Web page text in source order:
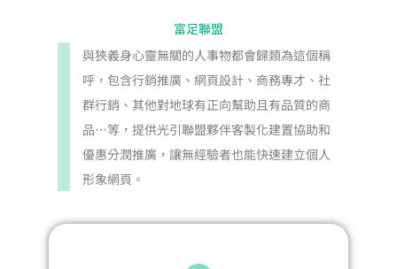
富足聯盟
與狹義身心靈無關的人事物都會歸類為這個稱
呼，包含行銷推廣、網頁設計、商務專才、社
群行銷、其他對地球有正向幫助且有品質的商
品…等，提供光引聯盟夥伴客製化建置協助和
優惠分潤推廣，讓無經驗者也能快速建立個人
形象網頁。